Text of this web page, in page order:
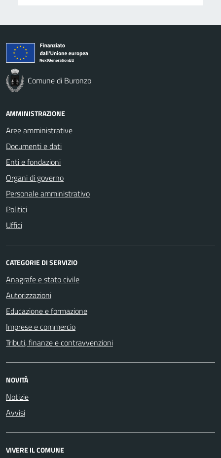
Comune di Buronzo
AMMINISTRAZIONE
Aree amministrative
Documenti e dati
Enti e fondazioni
Organi di governo
Personale amministrativo
Politici
Uffici
CATEGORIE DI SERVIZIO
Anagrafe e stato civile
Autorizzazioni
Educazione e formazione
Imprese e commercio
Tributi, finanze e contravvenzioni
NOVITÀ
Notizie
Avvisi
VIVERE IL COMUNE